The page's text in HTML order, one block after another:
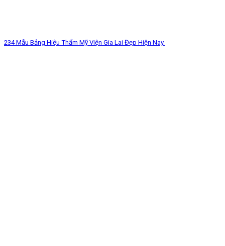
234 Mẫu Bảng Hiệu Thẩm Mỹ Viện Gia Lai Đẹp Hiện Nay.